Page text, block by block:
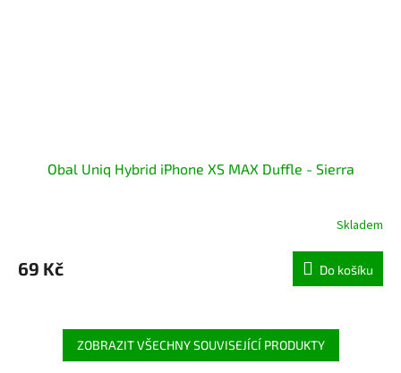
Obal Uniq Hybrid iPhone XS MAX Duffle - Sierra
Skladem
69 Kč Do košíku
ZOBRAZIT VŠECHNY SOUVISEJÍCÍ PRODUKTY